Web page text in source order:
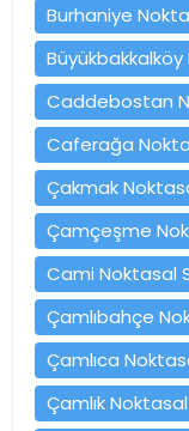
Burhaniye
Caddebostan
Caferağa
Çakmak
Çamçeşme
Cami Noktasal
Çamlıbahçe
Çamlıca
Çamlık